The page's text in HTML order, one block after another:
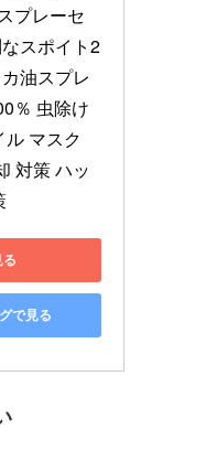
プレーセ
スポイト2
油スプレ
％ 虫除け
マスク
対策 ハッ
で見る